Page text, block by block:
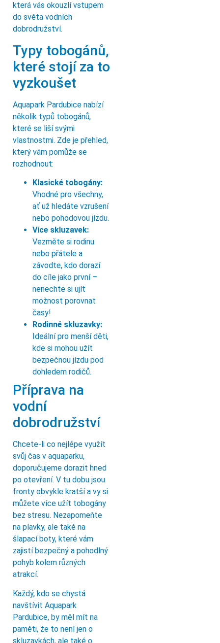
která vás okouzlí vstupem
do světa vodních
dobrodružství.
Typy tobogánů,
které stojí za to
vyzkoušet
Aquapark Pardubice nabízí
několik typů tobogánů,
které se liší svými
vlastnostmi. Zde je přehled,
který vám pomůže se
rozhodnout:
Klasické tobogány:
Vhodné pro všechny,
ať už hledáte vzrušení
nebo pohodovou jízdu.
Více skluzavek:
Vezměte si rodinu
nebo přátele a
závodte, kdo dorazí
do cíle jako první –
nenechte si ujít
možnost porovnat
časy!
Rodinné skluzavky:
Ideální pro menší děti,
kde si mohou užít
bezpečnou jízdu pod
dohledem rodičů.
Příprava na
vodní
dobrodružství
Chcete-li co nejlépe využít
svůj čas v aquaparku,
doporučujeme dorazit hned
po otevření. V tu dobu jsou
fronty obvykle kratší a vy si
můžete více užít tobogány
bez stresu. Nezapomeňte
na plavky, ale také na
šlapací boty, které vám
zajistí bezpečný a pohodlný
pohyb kolem různých
atrakcí.
Každý, kdo se chystá
navštívit Aquapark
Pardubice, by měl mít na
paměti, že to není jen o
skluzavkách, ale také o